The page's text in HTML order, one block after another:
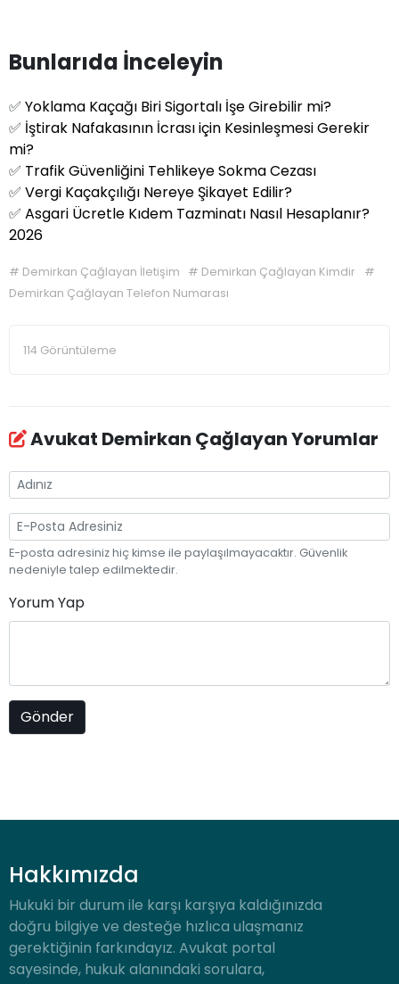
Bunlarıda İnceleyin
✅ Yoklama Kaçağı Biri Sigortalı İşe Girebilir mi?
✅ İştirak Nafakasının İcrası için Kesinleşmesi Gerekir
mi?
✅ Trafik Güvenliğini Tehlikeye Sokma Cezası
✅ Vergi Kaçakçılığı Nereye Şikayet Edilir?
✅ Asgari Ücretle Kıdem Tazminatı Nasıl Hesaplanır?
2026
# Demirkan Çağlayan İletişim # Demirkan Çağlayan Kimdir
#
Demirkan Çağlayan Telefon Numarası
114 Görüntüleme
Avukat Demirkan Çağlayan Yorumlar
E-posta adresiniz hiç kimse ile paylaşılmayacaktır. Güvenlik
nedeniyle talep edilmektedir.
Yorum Yap
Hakkımızda
Hukuki bir durum ile karşı karşıya kaldığınızda
doğru bilgiye ve desteğe hızlıca ulaşmanız
gerektiğinin farkındayız. Avukat portal
sayesinde, hukuk alanındaki sorulara,